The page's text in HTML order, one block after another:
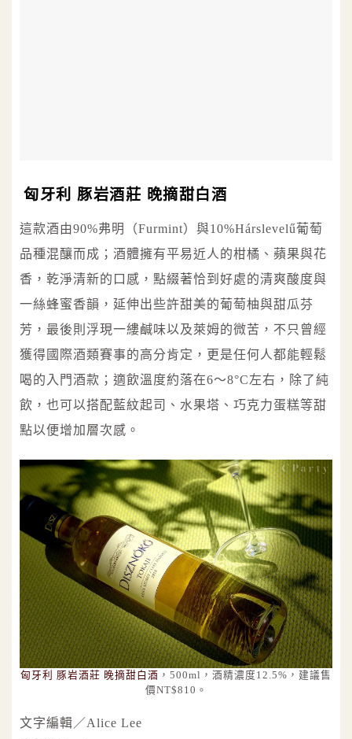
匈牙利 豚岩酒莊 晚摘甜白酒
這款酒由90%弗明（Furmint）與10%Hárslevelű葡萄
品種混釀而成；酒體擁有平易近人的柑橘、蘋果與花
香，乾淨清新的口感，點綴著恰到好處的清爽酸度與
一絲蜂蜜香韻，延伸出些許甜美的葡萄柚與甜瓜芬
芳，最後則浮現一縷鹹味以及萊姆的微苦，不只曾經
獲得國際酒類賽事的高分肯定，更是任何人都能輕鬆
喝的入門酒款；適飲溫度約落在6～8°C左右，除了純
飲，也可以搭配藍紋起司、水果塔、巧克力蛋糕等甜
點以便增加層次感。
匈牙利 豚岩酒莊 晚摘甜白酒 ，500ml，酒精濃度12.5%，建議售
價NT$810。
文字編輯／Alice Lee